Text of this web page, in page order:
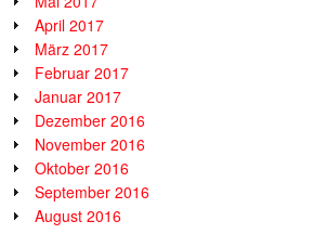
April 2017
März 2017
Februar 2017
Januar 2017
Dezember 2016
November 2016
Oktober 2016
September 2016
August 2016